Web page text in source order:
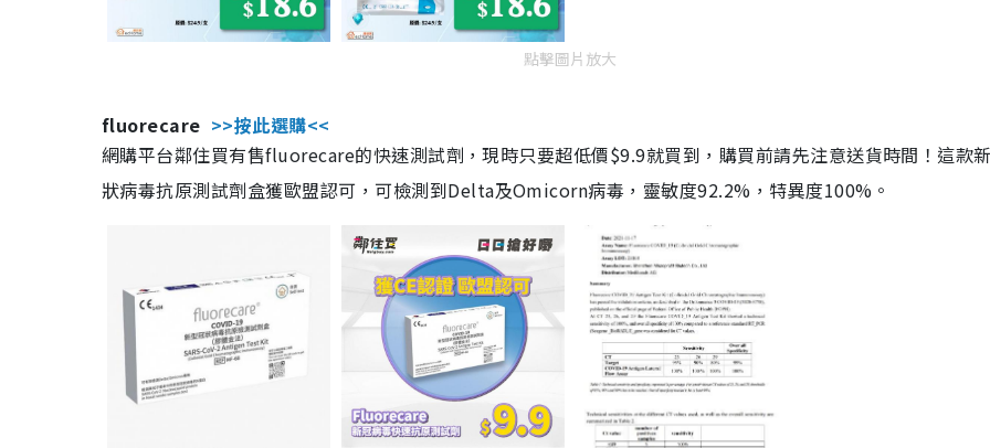
點擊圖片放大
fluorecare >>按此選購<<
網購平台鄰住買有售fluorecare的快速測試劑，現時只要超低價$9.9就買到，購買前請先注意送貨時間！這款
狀病毒抗原測試劑盒獲歐盟認可，可檢測到Delta及Omicorn病毒，靈敏度92.2%，特異度100%。